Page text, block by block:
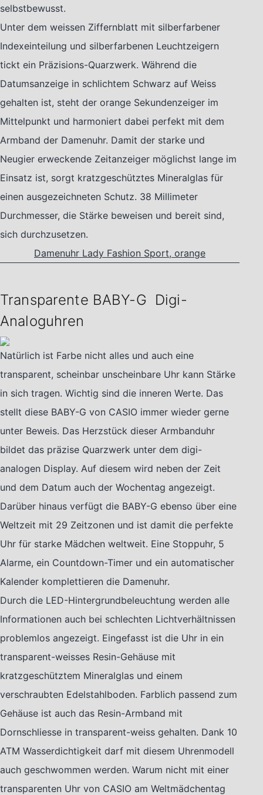
selbstbewusst.
Unter dem weissen Ziffernblatt mit silberfarbener
Indexeinteilung und silberfarbenen Leuchtzeigern
tickt ein Präzisions-Quarzwerk. Während die
Datumsanzeige in schlichtem Schwarz auf Weiss
gehalten ist, steht der orange Sekundenzeiger im
Mittelpunkt und harmoniert dabei perfekt mit dem
Armband der Damenuhr. Damit der starke und
Neugier erweckende Zeitanzeiger möglichst lange im
Einsatz ist, sorgt kratzgeschütztes Mineralglas für
einen ausgezeichneten Schutz. 38 Millimeter
Durchmesser, die Stärke beweisen und bereit sind,
sich durchzusetzen.
Damenuhr Lady Fashion Sport, orange
Transparente BABY-G Digi-
Analoguhren
Natürlich ist Farbe nicht alles und auch eine
transparent, scheinbar unscheinbare Uhr kann Stärke
in sich tragen. Wichtig sind die inneren Werte. Das
stellt diese BABY-G von CASIO immer wieder gerne
unter Beweis. Das Herzstück dieser Armbanduhr
bildet das präzise Quarzwerk unter dem digi-
analogen Display. Auf diesem wird neben der Zeit
und dem Datum auch der Wochentag angezeigt.
Darüber hinaus verfügt die BABY-G ebenso über eine
Weltzeit mit 29 Zeitzonen und ist damit die perfekte
Uhr für starke Mädchen weltweit. Eine Stoppuhr, 5
Alarme, ein Countdown-Timer und ein automatischer
Kalender komplettieren die Damenuhr.
Durch die LED-Hintergrundbeleuchtung werden alle
Informationen auch bei schlechten Lichtverhältnissen
problemlos angezeigt. Eingefasst ist die Uhr in ein
transparent-weisses Resin-Gehäuse mit
kratzgeschütztem Mineralglas und einem
verschraubten Edelstahlboden. Farblich passend zum
Gehäuse ist auch das Resin-Armband mit
Dornschliesse in transparent-weiss gehalten. Dank 10
ATM Wasserdichtigkeit darf mit diesem Uhrenmodell
auch geschwommen werden. Warum nicht mit einer
transparenten Uhr von CASIO am Weltmädchentag